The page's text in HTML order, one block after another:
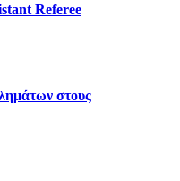
Referee
στους